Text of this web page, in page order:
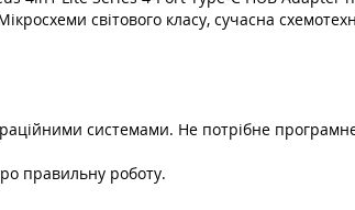
світового класу, сучасна
системами. Не потрібне
правильну роботу.